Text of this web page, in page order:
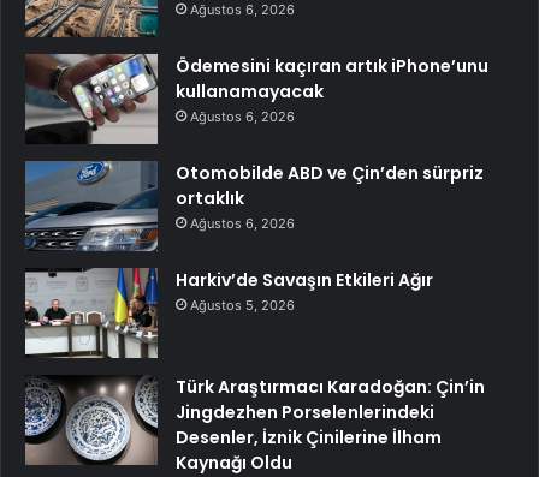
Ağustos 6, 2026
Ödemesini kaçıran artık iPhone’unu
kullanamayacak
Ağustos 6, 2026
Otomobilde ABD ve Çin’den sürpriz
ortaklık
Ağustos 6, 2026
Harkiv’de Savaşın Etkileri Ağır
Ağustos 5, 2026
Türk Araştırmacı Karadoğan: Çin’in
Jingdezhen Porselenlerindeki
Desenler, İznik Çinilerine İlham
Kaynağı Oldu